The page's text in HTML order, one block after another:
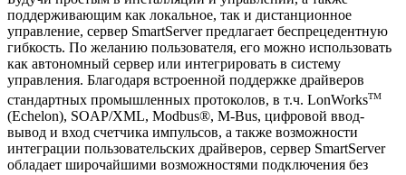
поддерживающим как локальное, так и дистанционное
управление, сервер SmartServer предлагает беспрецедентную
гибкость. По желанию пользователя, его можно использовать
как автономный сервер или интегрировать в систему
управления. Благодаря встроенной поддержке драйверов
стандартных промышленных протоколов, в т.ч. LonWorksTM
(Echelon), SOAP/XML, Modbus®, M-Bus, цифровой ввод-
вывод и вход счетчика импульсов, а также возможности
интеграции пользовательских драйверов, сервер SmartServer
обладает широчайшими возможностями подключения без